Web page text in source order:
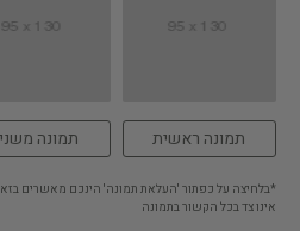
תמונה ראשית תמונה
*בלחיצה על כפתור 'העלאת תמונה' הינכם מאשרים
אינו צד בכל הקשור בתמונה